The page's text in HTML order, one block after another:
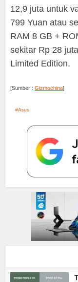
12,9 juta untuk
799 Yuan atau
RAM 8 GB +
sekitar Rp 28
Limited Edition.
[Sumber :Gizmochina]
Asus